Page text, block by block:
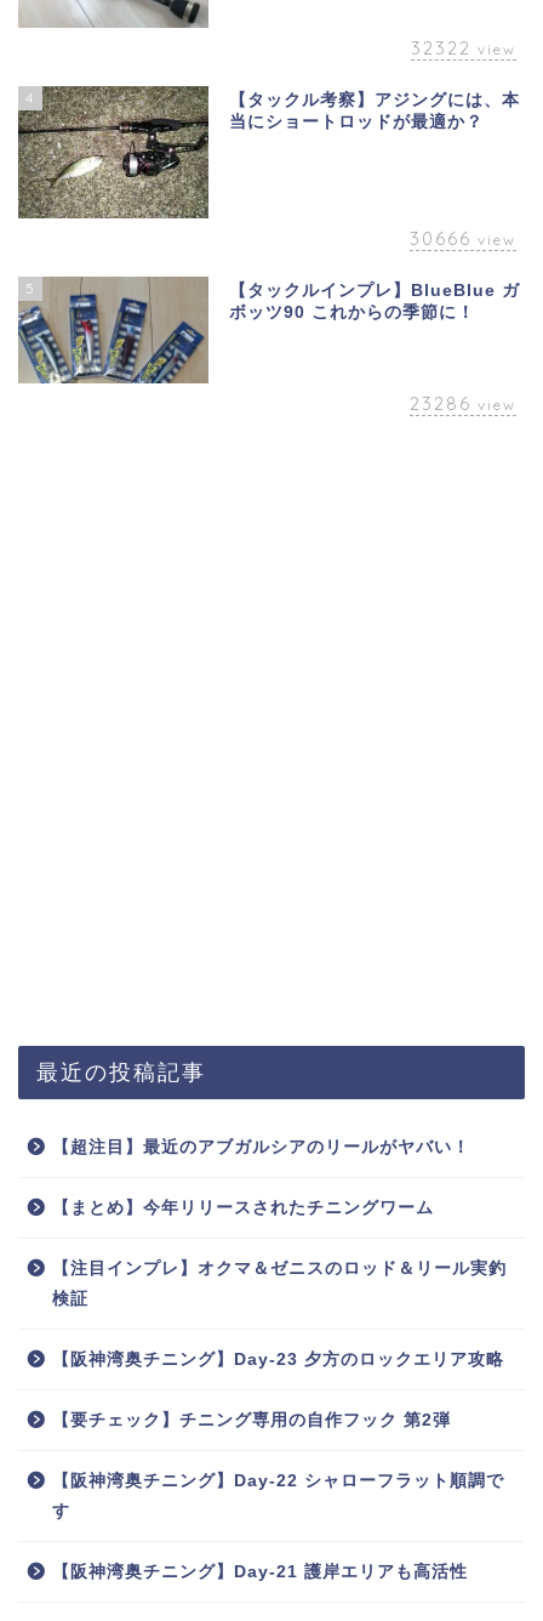
32322 view
4
【タックル考察】アジングには、本
当にショートロッドが最適か？
30666 view
5
【タックルインプレ】BlueBlue ガ
ボッツ90 これからの季節に！
23286 view
最近の投稿記事
【超注目】最近のアブガルシアのリールがヤバい！
【まとめ】今年リリースされたチニングワーム
【注目インプレ】オクマ＆ゼニスのロッド＆リール実釣
検証
【阪神湾奥チニング】Day-23 夕方のロックエリア攻略
【要チェック】チニング専用の自作フック 第2弾
【阪神湾奥チニング】Day-22 シャローフラット順調で
す
【阪神湾奥チニング】Day-21 護岸エリアも高活性